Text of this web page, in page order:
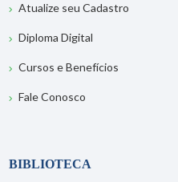
Atualize seu Cadastro
Diploma Digital
Cursos e Benefícios
Fale Conosco
BIBLIOTECA